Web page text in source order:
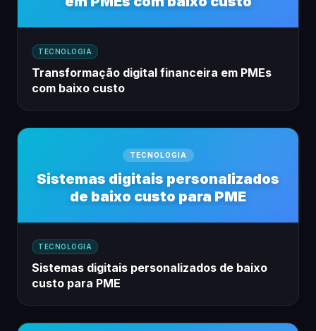
TECNOLOGIA
Transformação digital financeira em PMEs
com baixo custo
TECNOLOGIA
Sistemas digitais personalizados
de baixo custo para PME
TECNOLOGIA
Sistemas digitais personalizados de baixo
custo para PME